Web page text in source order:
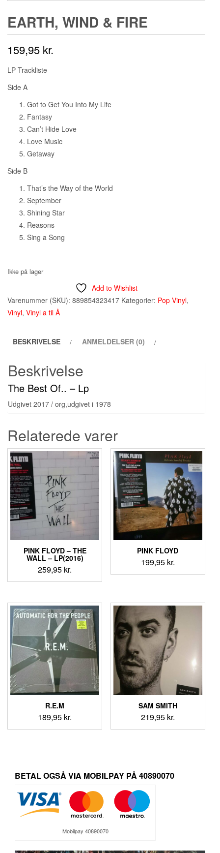
EARTH, WIND & FIRE ‎
159,95 kr.
LP Trackliste
Side A
Got to Get You Into My Life
Fantasy
Can’t Hide Love
Love Music
Getaway
Side B
That’s the Way of the World
September
Shining Star
Reasons
Sing a Song
Ikke på lager
Add to Wishlist
Varenummer (SKU): 889854323417 Kategorier: Pop Vinyl,
Vinyl, Vinyl a til Å
BESKRIVELSE ANMELDELSER (0)
Beskrivelse
The Best Of.. – Lp
Udgivet 2017 / org,udgivet i 1978
Relaterede varer
PINK FLOYD – THE
WALL – LP(2016)
259,95 kr.
PINK FLOYD
199,95 kr.
R.E.M
189,95 kr.
SAM SMITH
219,95 kr.
BETAL OGSÅ VIA MOBILPAY PÅ 40890070
Mobilpay 40890070